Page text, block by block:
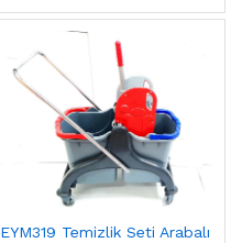
EYM319 Temizlik Seti Arabalı